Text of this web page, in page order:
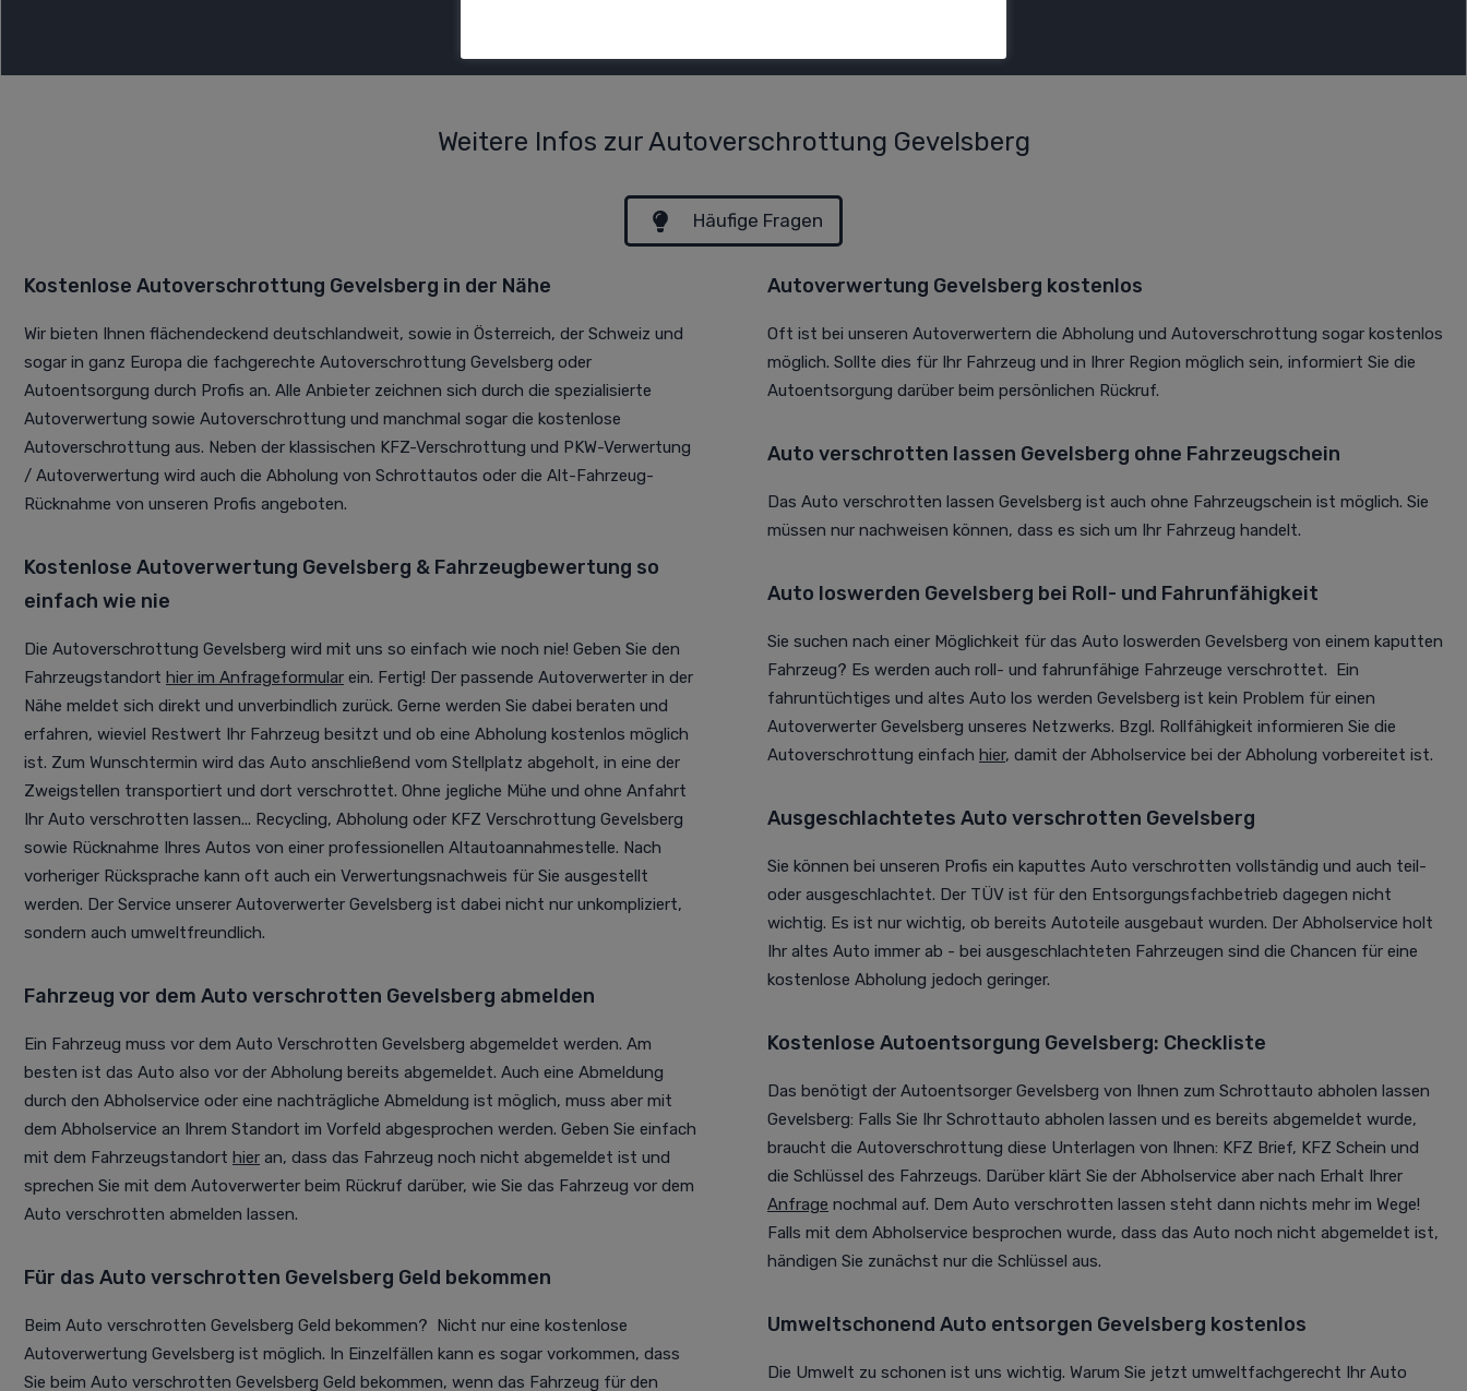
Weitere Infos zur Autoverschrottung Gevelsberg
Häufige Fragen
Kostenlose Autoverschrottung Gevelsberg in der Nähe
Wir bieten Ihnen flächendeckend deutschlandweit, sowie in Österreich, der Schweiz und
sogar in ganz Europa die fachgerechte Autoverschrottung Gevelsberg oder
Autoentsorgung durch Profis an. Alle Anbieter zeichnen sich durch die spezialisierte
Autoverwertung sowie Autoverschrottung und manchmal sogar die kostenlose
Autoverschrottung aus. Neben der klassischen KFZ-Verschrottung und PKW-Verwertung
/ Autoverwertung wird auch die Abholung von Schrottautos oder die Alt-Fahrzeug-
Rücknahme von unseren Profis angeboten.
Kostenlose Autoverwertung Gevelsberg & Fahrzeugbewertung so
einfach wie nie
Die Autoverschrottung Gevelsberg wird mit uns so einfach wie noch nie! Geben Sie den
Fahrzeugstandort hier im Anfrageformular ein. Fertig! Der passende Autoverwerter in der
Nähe meldet sich direkt und unverbindlich zurück. Gerne werden Sie dabei beraten und
erfahren, wieviel Restwert Ihr Fahrzeug besitzt und ob eine Abholung kostenlos möglich
ist. Zum Wunschtermin wird das Auto anschließend vom Stellplatz abgeholt, in eine der
Zweigstellen transportiert und dort verschrottet. Ohne jegliche Mühe und ohne Anfahrt
Ihr Auto verschrotten lassen... Recycling, Abholung oder KFZ Verschrottung Gevelsberg
sowie Rücknahme Ihres Autos von einer professionellen Altautoannahmestelle. Nach
vorheriger Rücksprache kann oft auch ein Verwertungsnachweis für Sie ausgestellt
werden. Der Service unserer Autoverwerter Gevelsberg ist dabei nicht nur unkompliziert,
sondern auch umweltfreundlich.
Fahrzeug vor dem Auto verschrotten Gevelsberg abmelden
Ein Fahrzeug muss vor dem Auto Verschrotten Gevelsberg abgemeldet werden. Am
besten ist das Auto also vor der Abholung bereits abgemeldet. Auch eine Abmeldung
durch den Abholservice oder eine nachträgliche Abmeldung ist möglich, muss aber mit
dem Abholservice an Ihrem Standort im Vorfeld abgesprochen werden. Geben Sie einfach
mit dem Fahrzeugstandort hier an, dass das Fahrzeug noch nicht abgemeldet ist und
sprechen Sie mit dem Autoverwerter beim Rückruf darüber, wie Sie das Fahrzeug vor dem
Auto verschrotten abmelden lassen.
Für das Auto verschrotten Gevelsberg Geld bekommen
Beim Auto verschrotten Gevelsberg Geld bekommen? Nicht nur eine kostenlose
Autoverwertung Gevelsberg ist möglich. In Einzelfällen kann es sogar vorkommen, dass
Sie beim Auto verschrotten Gevelsberg Geld bekommen, wenn das Fahrzeug für den
Autoverwertung Gevelsberg kostenlos
Oft ist bei unseren Autoverwertern die Abholung und Autoverschrottung sogar kostenlos
möglich. Sollte dies für Ihr Fahrzeug und in Ihrer Region möglich sein, informiert Sie die
Autoentsorgung darüber beim persönlichen Rückruf.
Auto verschrotten lassen Gevelsberg ohne Fahrzeugschein
Das Auto verschrotten lassen Gevelsberg ist auch ohne Fahrzeugschein ist möglich. Sie
müssen nur nachweisen können, dass es sich um Ihr Fahrzeug handelt.
Auto loswerden Gevelsberg bei Roll- und Fahrunfähigkeit
Sie suchen nach einer Möglichkeit für das Auto loswerden Gevelsberg von einem kaputten
Fahrzeug? Es werden auch roll- und fahrunfähige Fahrzeuge verschrottet. Ein
fahruntüchtiges und altes Auto los werden Gevelsberg ist kein Problem für einen
Autoverwerter Gevelsberg unseres Netzwerks. Bzgl. Rollfähigkeit informieren Sie die
Autoverschrottung einfach hier, damit der Abholservice bei der Abholung vorbereitet ist.
Ausgeschlachtetes Auto verschrotten Gevelsberg
Sie können bei unseren Profis ein kaputtes Auto verschrotten vollständig und auch teil-
oder ausgeschlachtet. Der TÜV ist für den Entsorgungsfachbetrieb dagegen nicht
wichtig. Es ist nur wichtig, ob bereits Autoteile ausgebaut wurden. Der Abholservice holt
Ihr altes Auto immer ab - bei ausgeschlachteten Fahrzeugen sind die Chancen für eine
kostenlose Abholung jedoch geringer.
Kostenlose Autoentsorgung Gevelsberg: Checkliste
Das benötigt der Autoentsorger Gevelsberg von Ihnen zum Schrottauto abholen lassen
Gevelsberg: Falls Sie Ihr Schrottauto abholen lassen und es bereits abgemeldet wurde,
braucht die Autoverschrottung diese Unterlagen von Ihnen: KFZ Brief, KFZ Schein und
die Schlüssel des Fahrzeugs. Darüber klärt Sie der Abholservice aber nach Erhalt Ihrer
Anfrage nochmal auf. Dem Auto verschrotten lassen steht dann nichts mehr im Wege!
Falls mit dem Abholservice besprochen wurde, dass das Auto noch nicht abgemeldet ist,
händigen Sie zunächst nur die Schlüssel aus.
Umweltschonend Auto entsorgen Gevelsberg kostenlos
Die Umwelt zu schonen ist uns wichtig. Warum Sie jetzt umweltfachgerecht Ihr Auto